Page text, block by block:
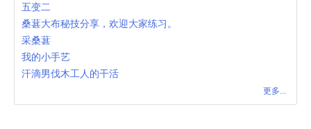
五变二
桑葚大布秘技分享，欢迎大家练习。
采桑葚
我的小手艺
汗滴男伐木工人的干活
更多...